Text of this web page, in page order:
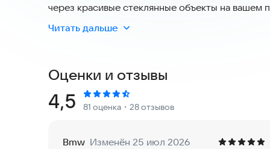
через красивые стеклянные объекты на вашем
Игра полностью безопасна для вашего
дороге или дома. Актуальность контента
всегда получали свежие впечатления и новые
уникальную атмосферу. Чтобы достичь
Читать дальше
Оценки и отзывы
Рейтинг:
4,5 81 оценка ・28 отзывов
Bmw Изменён 25 июл 2026